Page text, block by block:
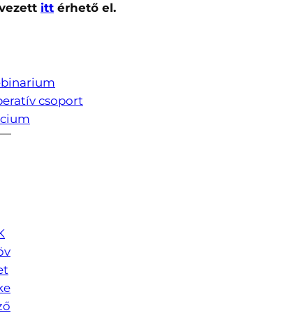
itt érhető el.
csoport